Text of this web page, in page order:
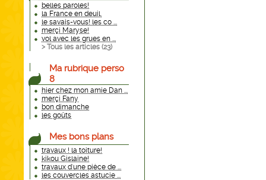
belles paroles!
la France en deuil.
le savais-vous! les co ...
merçi Maryse!
vol avec les grues en ...
> Tous les articles (23)
Ma rubrique perso
8
hier chez mon amie Dan ...
merçi Fany
bon dimanche
les goûts
Mes bons plans
travaux ! la toiture!
kikou Gislaine!
travaux d'une pièce de ...
les couvercles astucie ...